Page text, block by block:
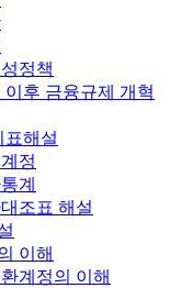
정책
후 금융규제 개혁
표해설
정
계
조표 해설
이해
계정의 이해